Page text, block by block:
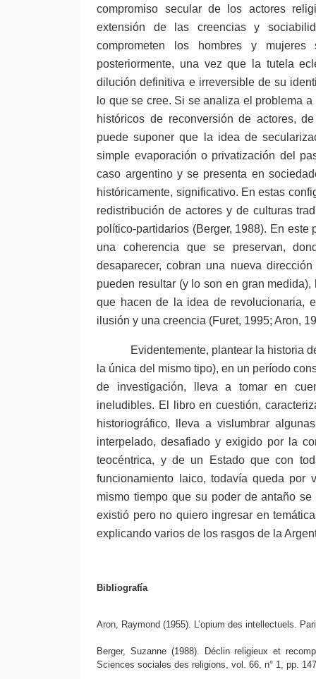
compromiso secular de los actores
extensión de las creencias y
comprometen los hombres y
posteriormente, una vez que la tutela
dilución definitiva e irreversible de su
lo que se cree. Si se analiza el problema
históricos de reconversión de actores,
puede suponer que la idea de
simple evaporación o privatización del
caso argentino y se presenta en
históricamente, significativo. En estas
redistribución de actores y de culturas
político-partidarios (Berger, 1988). En
una coherencia que se preservan,
desaparecer, cobran una nueva
pueden resultar (y lo son en gran
que hacen de la idea de revolucionaria,
ilusión y una creencia (Furet, 1995; Aron,
Evidentemente, plantear la historia
la única del mismo tipo), en un período
de investigación, lleva a tomar en
ineludibles. El libro en cuestión,
historiográfico, lleva a vislumbrar
interpelado, desafiado y exigido por la
teocéntrica, y de un Estado que con
funcionamiento laico, todavía queda
mismo tiempo que su poder de antaño
existió pero no quiero ingresar en
explicando varios de los rasgos de la
Bibliografía
Aron, Raymond (1955). L’opium des intellectuels.
Berger, Suzanne (1988). Déclin religieux et
Sciences sociales des religions, vol. 66, n° 1, pp.